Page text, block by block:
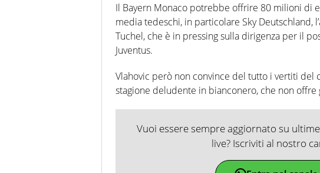
Il Bayern Monaco potrebbe offrire 80 milioni di
media tedeschi, in particolare Sky Deutschland,
Tuchel, che è in pressing sulla dirigenza per il
Juventus.
Vlahovic però non convince del tutto i vertiti del
stagione deludente in bianconero, che non
Vuoi essere sempre aggiornato su
live? Iscriviti al nostro